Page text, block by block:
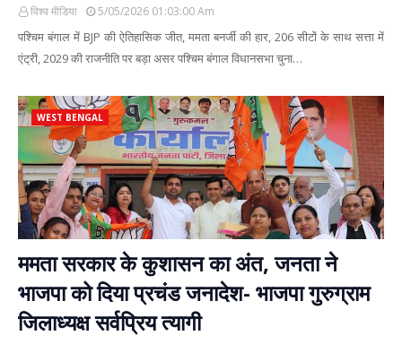
विश्व मीडिया 5/05/2026 01:03:00 Am
पश्चिम बंगाल में BJP की ऐतिहासिक जीत, ममता बनर्जी की हार, 206 सीटों के साथ सत्ता में
एंट्री, 2029 की राजनीति पर बड़ा असर पश्चिम बंगाल विधानसभा चुना…
WEST BENGAL
ममता सरकार के कुशासन का अंत, जनता ने
भाजपा को दिया प्रचंड जनादेश- भाजपा गुरुग्राम
जिलाध्यक्ष सर्वप्रिय त्यागी